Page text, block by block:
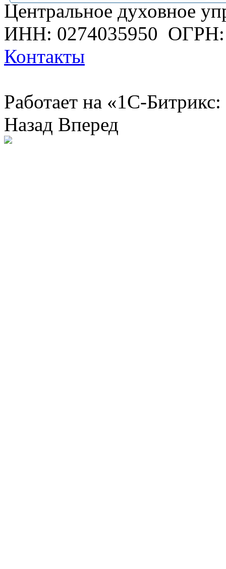
Центральное духовное
ИНН: 0274035950 ОГРН:
Контакты
Работает на «1С-
Назад Вперед